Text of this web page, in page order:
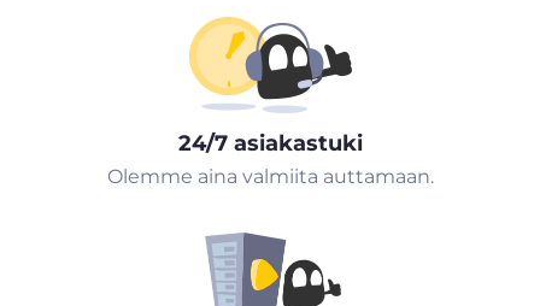
24/7 asiakastuki
Olemme aina valmiita auttamaan.